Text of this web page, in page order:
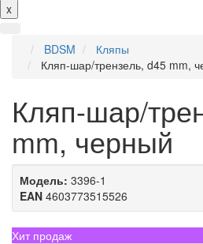
x
BDSM
Кляпы
Кляп-шар/трензель, d45 mm,
Кляп-шар/
mm, черный
Модель: 3396-1
EAN 4603773515526
Хит продаж